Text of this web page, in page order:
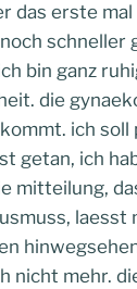
das erste
schneller
bin ganz
die
ich soll
getan, ich
mitteilung,
laesst
nicht mehr.